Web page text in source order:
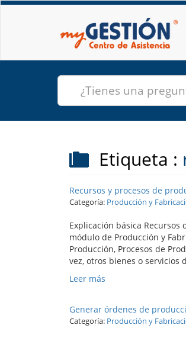
Etiqueta :
Recursos y procesos de
Categoría: Producción y
Explicación básica
módulo de Producción y
Producción, Procesos de
vez, otros bienes o servicios
Leer más
Generar órdenes de
Categoría: Producción y